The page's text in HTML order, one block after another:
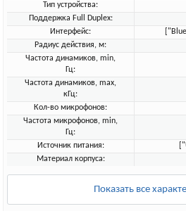
Тип устройства:
Поддержка Full Duplex:
Интерфейс:
Радиус действия, м:
Частота динамиков, min,
Гц:
Частота динамиков, max,
кГц:
Кол-во микрофонов:
Частота микрофонов, min,
Гц:
Источник питания:
Материал корпуса:
Показать все